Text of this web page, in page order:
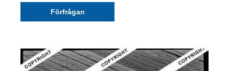
Förfrågan